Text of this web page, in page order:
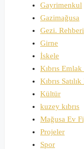
Gayrimenkul
Gazimağusa
Gezi. Rehberi
Girne
İskele
Kıbrıs
Kıbrıs
Kültür
kuzey kıbrıs
Mağusa Ev
Projeler
Spor